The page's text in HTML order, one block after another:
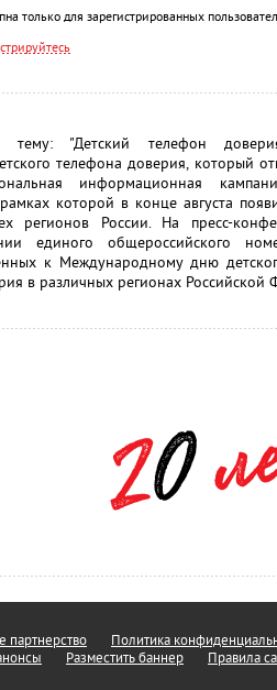
только для зарегистрированных
тему: "Детский телефон
телефона доверия, который
информационная
которой в конце августа
регионов России. На пресс-
единого общероссийского
к Международному дню
в различных регионах Российской
Политика
Разместить баннер Правила